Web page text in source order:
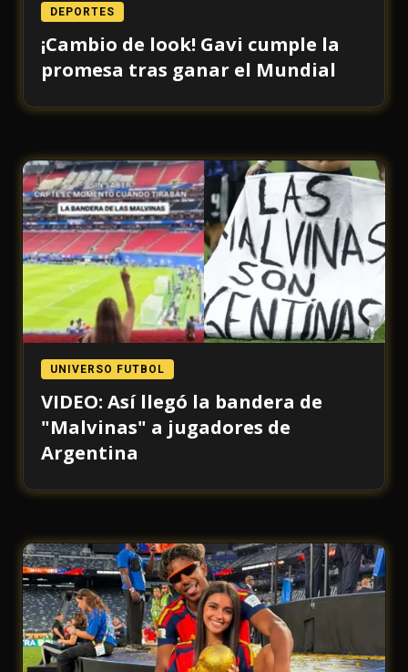
DEPORTES
¡Cambio de look! Gavi cumple la
promesa tras ganar el Mundial
UNIVERSO FUTBOL
VIDEO: Así llegó la bandera de
"Malvinas" a jugadores de
Argentina